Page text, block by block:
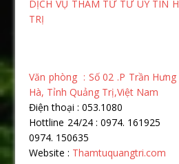
DỊCH VỤ THÁM TỬ TƯ UY TÍN
TRỊ
Văn phòng : Số 02 .P Trần
Hà, Tỉnh Quảng Trị,Việt Nam
Điện thoại : 053.1080
Hottline 24/24 :
0974. 150635
Website : Thamtuquangtri.com